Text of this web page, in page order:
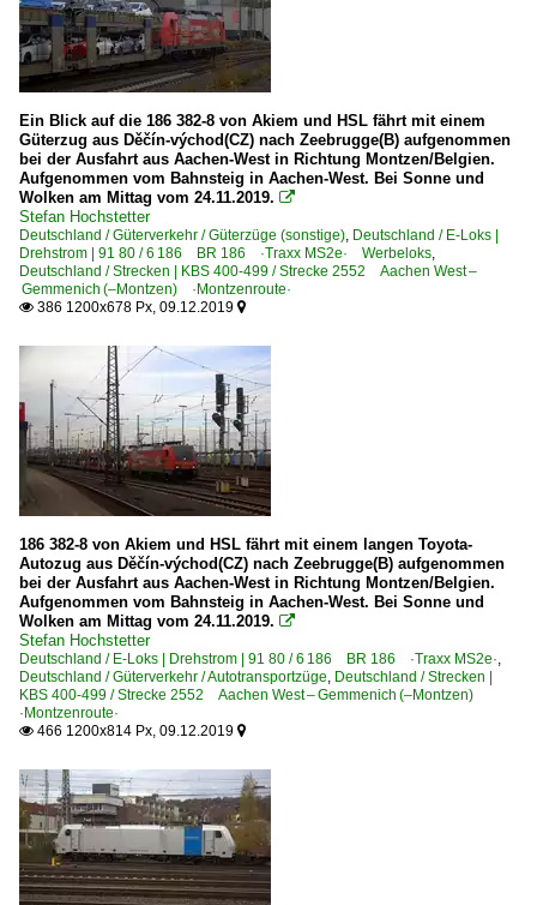
Ein Blick auf die 186 382-8 von Akiem und HSL fährt mit einem
Güterzug aus Děčín-východ(CZ) nach Zeebrugge(B) aufgenommen
bei der Ausfahrt aus Aachen-West in Richtung Montzen/Belgien.
Aufgenommen vom Bahnsteig in Aachen-West. Bei Sonne und
Wolken am Mittag vom 24.11.2019. 
Stefan Hochstetter
Deutschland / Güterverkehr / Güterzüge (sonstige), Deutschland / E-Loks |
Drehstrom | 91 80 / 6 186 BR 186 ·Traxx MS2e· Werbeloks,
Deutschland / Strecken | KBS 400-499 / Strecke 2552 Aachen West –
Gemmenich (–Montzen) ·Montzenroute·
 386 1200x678 Px, 09.12.2019 
186 382-8 von Akiem und HSL fährt mit einem langen Toyota-
Autozug aus Děčín-východ(CZ) nach Zeebrugge(B) aufgenommen
bei der Ausfahrt aus Aachen-West in Richtung Montzen/Belgien.
Aufgenommen vom Bahnsteig in Aachen-West. Bei Sonne und
Wolken am Mittag vom 24.11.2019. 
Stefan Hochstetter
Deutschland / E-Loks | Drehstrom | 91 80 / 6 186 BR 186 ·Traxx MS2e·,
Deutschland / Güterverkehr / Autotransportzüge, Deutschland / Strecken |
KBS 400-499 / Strecke 2552 Aachen West – Gemmenich (–Montzen)
·Montzenroute·
 466 1200x814 Px, 09.12.2019 